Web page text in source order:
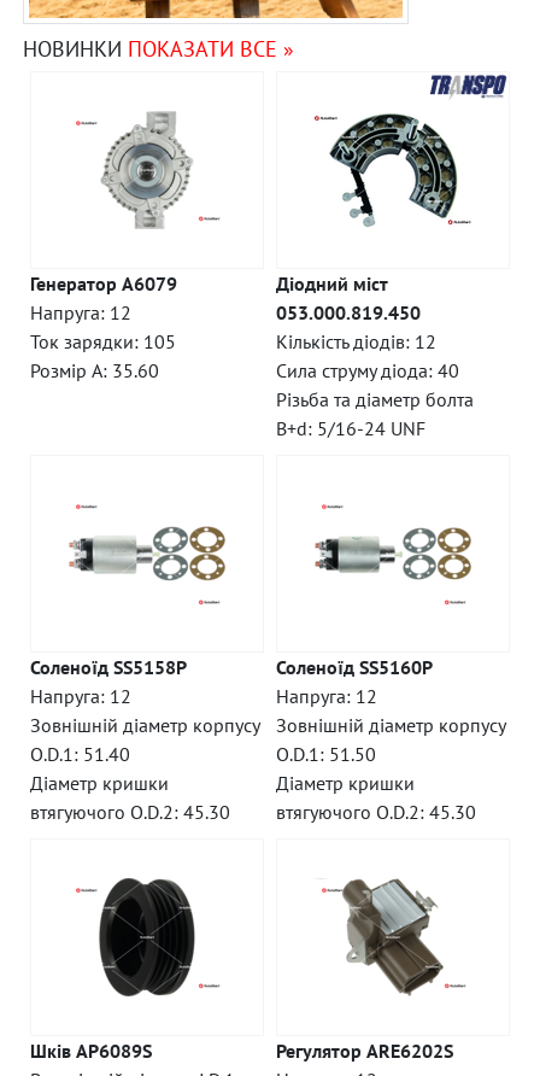
НОВИНКИ ПОКАЗАТИ ВСЕ »
Генератор A6079
Напруга: 12
Ток зарядки: 105
Розмір A: 35.60
Діодний міст
053.000.819.450
Кількість діодів: 12
Сила струму діода: 40
Різьба та діаметр болта
B+d: 5/16-24 UNF
Соленоїд SS5158P
Напруга: 12
Зовнішній діаметр корпусу
O.D.1: 51.40
Діаметр кришки
втягуючого O.D.2: 45.30
Соленоїд SS5160P
Напруга: 12
Зовнішній діаметр корпусу
O.D.1: 51.50
Діаметр кришки
втягуючого O.D.2: 45.30
Шків AP6089S
Регулятор ARE6202S